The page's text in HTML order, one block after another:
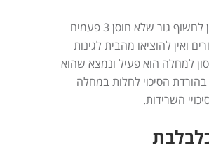
אין לחשוף גור שלא חוסן 3 פעמים
ואין להוציאו מהבית לגינות
למחלה הוא פעיל ונמצא שהוא
בהורדת הסיכוי לחלות במחלה
השרידות.